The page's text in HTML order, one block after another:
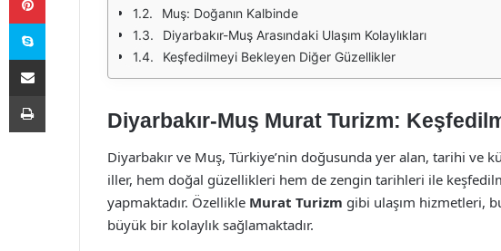
Muş: Doğanın Kalbinde
Diyarbakır-Muş Arasındaki Ulaşım Kolaylıkları
Keşfedilmeyi Bekleyen Diğer Güzellikler
Diyarbakır-Muş Murat Turizm:
Diyarbakır ve Muş, Türkiye’nin doğusunda yer alan, tarihi ve
iller, hem doğal güzellikleri hem de zengin tarihleri ile
yapmaktadır. Özellikle Murat Turizm gibi ulaşım hizmetleri,
büyük bir kolaylık sağlamaktadır.
Skype
E-Posta ile paylaş